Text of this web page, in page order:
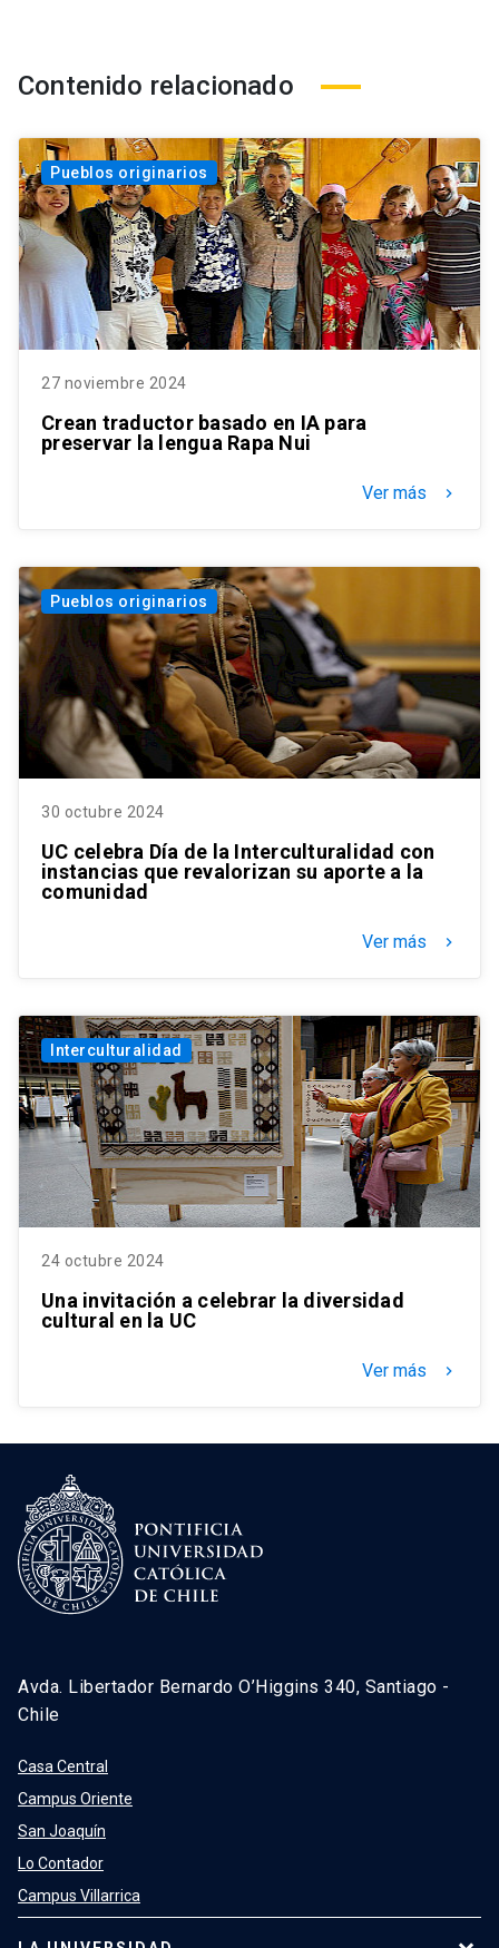
Contenido relacionado
Pueblos originarios
27 noviembre 2024
Crean traductor basado en IA para
preservar la lengua Rapa Nui
Ver más keyboard_arrow_right
Pueblos originarios
30 octubre 2024
UC celebra Día de la Interculturalidad con
instancias que revalorizan su aporte a la
comunidad
Ver más keyboard_arrow_right
Interculturalidad
24 octubre 2024
Una invitación a celebrar la diversidad
cultural en la UC
Ver más keyboard_arrow_right
Avda. Libertador Bernardo O’Higgins 340, Santiago -
Chile
Casa Central
Campus Oriente
San Joaquín
Lo Contador
Campus Villarrica